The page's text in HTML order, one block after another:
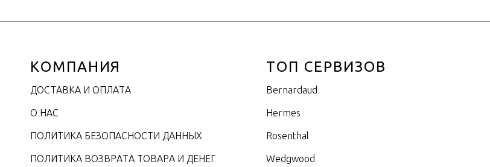
КОМПАНИЯ
ДОСТАВКА И ОПЛАТА
О НАС
ПОЛИТИКА БЕЗОПАСНОСТИ ДАННЫХ
ПОЛИТИКА ВОЗВРАТА ТОВАРА И ДЕНЕГ
ТОП СЕРВИЗОВ
Bernardaud
Hermes
Rosenthal
Wedgwood